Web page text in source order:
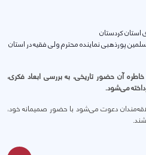
استان کردستان
پورذهبی نماینده محترم ولی فقیه در استان
آن حضور تاریخی، به بررسی ابعاد فکری،
می‌شود.
دعوت می‌شود با حضور صمیمانه خود،